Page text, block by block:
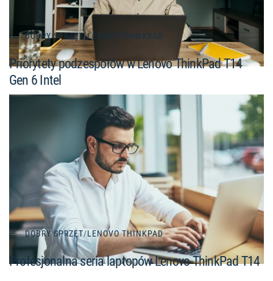
DOBRY SPRZĘT/LENOVO THINKPAD
Priorytety podzespołów w Lenovo ThinkPad T14
Gen 6 Intel
DOBRY SPRZĘT/LENOVO THINKPAD
Profesjonalna seria laptopów Lenovo ThinkPad T14